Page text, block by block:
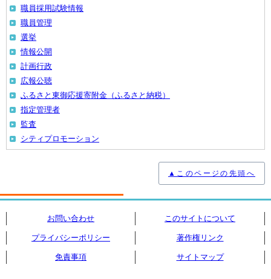
職員採用試験情報
職員管理
選挙
情報公開
計画行政
広報公聴
ふるさと東御応援寄附金（ふるさと納税）
指定管理者
監査
シティプロモーション
▲このページの先頭へ
お問い合わせ このサイトについて
プライバシーポリシー 著作権リンク
免責事項 サイトマップ